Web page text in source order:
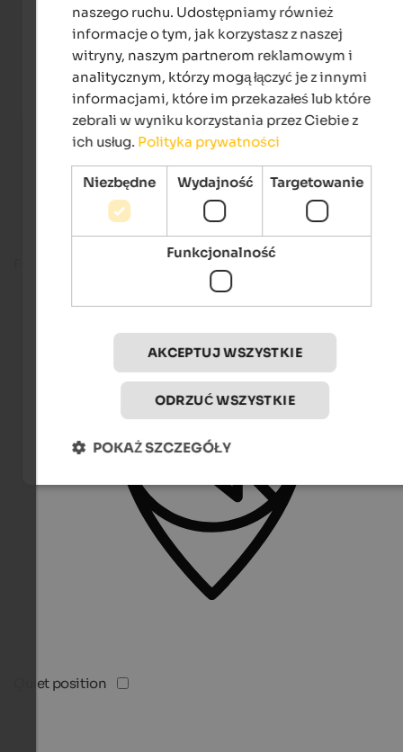
Quiet position
naszego ruchu. Udostępniamy również
informacje o tym, jak korzystasz z naszej
witryny, naszym partnerom reklamowym i
analitycznym, którzy mogą łączyć je z innymi
informacjami, które im przekazałeś lub które
zebrali w wyniku korzystania przez Ciebie z
ich usług. Polityka prywatności
Niezbędne Wydajność Targetowanie
Funkcjonalność
AKCEPTUJ WSZYSTKIE
ODRZUĆ WSZYSTKIE
POKAŻ SZCZEGÓŁY